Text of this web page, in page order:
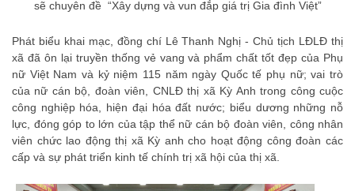
sẽ chuyên đề “Xây dựng và vun đắp giá trị Gia đình Việt”
Phát biểu khai mạc, đồng chí Lê Thanh Nghị - Chủ tịch LĐLĐ thị
xã đã ôn lại truyền thống vẻ vang và phẩm chất tốt đẹp của Phụ
nữ Việt Nam và kỷ niệm 115 năm ngày Quốc tế phụ nữ; vai trò
của nữ cán bộ, đoàn viên, CNLĐ thị xã Kỳ Anh trong công cuộc
công nghiệp hóa, hiện đại hóa đất nước; biểu dương những nỗ
lực, đóng góp to lớn của tập thể nữ cán bộ đoàn viên, công nhân
viên chức lao động thị xã Kỳ anh cho hoạt động công đoàn các
cấp và sự phát triển kinh tế chính trị xã hội của thị xã.